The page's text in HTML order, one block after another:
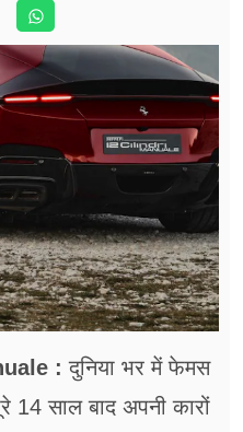
: दुनिया भर में फेमस
14 साल बाद अपनी कारों